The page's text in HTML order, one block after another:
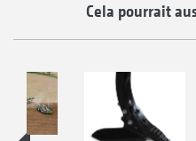
Cela pourrait